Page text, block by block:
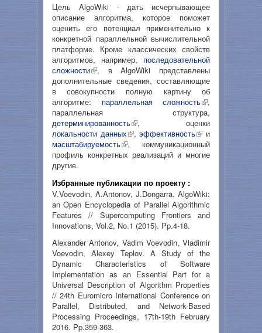
Цель AlgoWiki - дать исчерпывающее
описание алгоритма, которое поможет
оценить его потенциал применительно к
конкретной параллельной вычислительной
платформе. Кроме классических свойств
алгоритмов, например,последовательной
сложности
, в AlgoWiki представлены
дополнительные сведения, составляющие
в совокупности полную картину об
алгоритме: параллельная сложность
,
параллельная структура,
детерминированность
, оценки
локальности данных
,эффективность
и
масштабируемость
, коммуникационный
профиль конкретных реализаций и многие
другие.
Избранные публикации по проекту :
V.Voevodin, A.Antonov, J.Dongarra. AlgoWiki:
an Open Encyclopedia of Parallel Algorithmic
Features // Supercomputing Frontiers and
Innovations, Vol.2, No.1 (2015). Pp.4-18.
Alexander Antonov, Vadim Voevodin, Vladimir
Voevodin, Alexey Teplov. A Study of the
Dynamic Characteristics of Software
Implementation as an Essential Part for a
Universal Description of Algorithm Properties
// 24th Euromicro International Conference on
Parallel, Distributed, and Network-Based
Processing Proceedings, 17th-19th February
2016. Pp.359-363.